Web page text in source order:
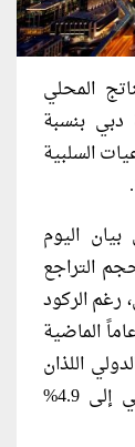
المحلي
دبي بنسبة
بسبب التداعيات السلبية
اليوم
التراجع
رغم الركود
الماضية
اللذان
توقعا أن يصل تراجع الناتج المحلي العالمي إلى 4.9%